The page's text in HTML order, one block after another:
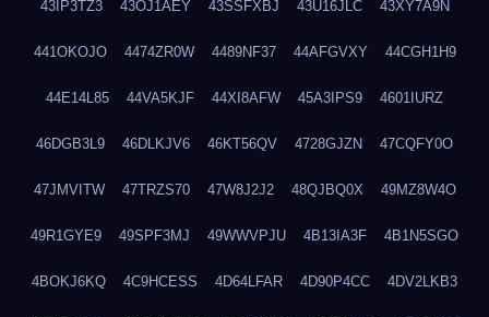
43IP3TZ3 43OJ1AEY 43SSFXBJ 43U16JLC 43XY7A9N
441OKOJO 4474ZR0W 4489NF37 44AFGVXY 44CGH1H9
44E14L85 44VA5KJF 44XI8AFW 45A3IPS9 4601IURZ
46DGB3L9 46DLKJV6 46KT56QV 4728GJZN 47CQFY0O
47JMVITW 47TRZS70 47W8J2J2 48QJBQ0X 49MZ8W4O
49R1GYE9 49SPF3MJ 49WWVPJU 4B13IA3F 4B1N5SGO
4BOKJ6KQ 4C9HCESS 4D64LFAR 4D90P4CC 4DV2LKB3